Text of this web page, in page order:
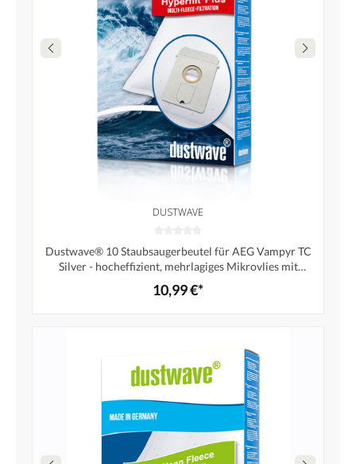
DUSTWAVE
Dustwave® 10 Staubsaugerbeutel für AEG Vampyr TC
Silver - hocheffizient, mehrlagiges Mikrovlies mit
Hygieneverschluss - Made in Germany
10,99 €*